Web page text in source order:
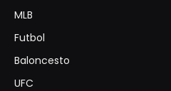
MLB
Futbol
Baloncesto
UFC